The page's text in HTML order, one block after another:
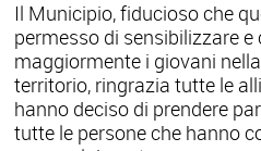
Il Municipio, fiducioso che
permesso di sensibilizzare e
maggiormente i giovani
territorio, ringrazia tutte le
hanno deciso di prendere
tutte le persone che hanno